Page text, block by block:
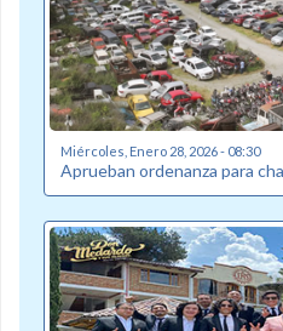
Miércoles, Enero 28, 2026 - 08:30
Aprueban ordenanza para